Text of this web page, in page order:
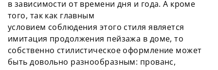
в зависимости от времени дня и года. А кроме
того, так как главным
условием соблюдения этого стиля является
имитация продолжения пейзажа в доме, то
собственно стилистическое оформление может
быть довольно разнообразным: прованс,